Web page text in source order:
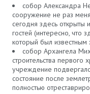
собор Александра
сооружение не раз
сегодня здесь открыты
гостей (интересно, что
который был известным
собор Архангела
строительства
учреждение
состояние после
полностью